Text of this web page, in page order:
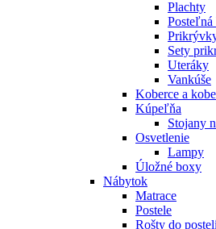
Plachty
Posteľná
Sety
Uteráky
Vankúše
Koberce a
Kúpeľňa
Stojany
Osvetlenie
Lampy
Úložné boxy
Nábytok
Matrace
Postele
Rošty do